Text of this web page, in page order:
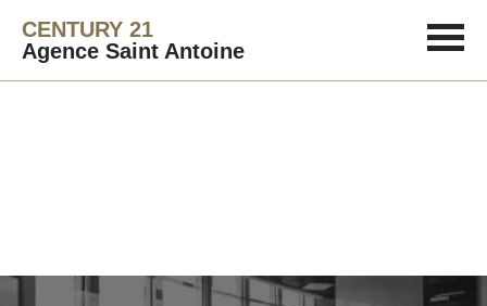
CENTURY 21
Agence Saint Antoine